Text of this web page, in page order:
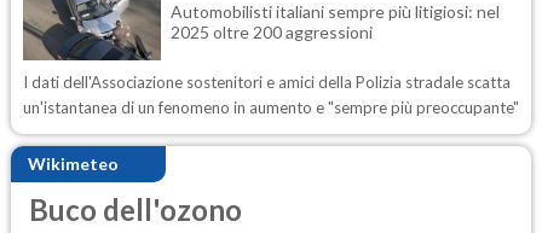
Automobilisti italiani sempre più litigiosi: nel
2025 oltre 200 aggressioni
I dati dell'Associazione sostenitori e amici della Polizia stradale scatta
un'istantanea di un fenomeno in aumento e "sempre più preoccupante"
Wikimeteo
Buco dell'ozono